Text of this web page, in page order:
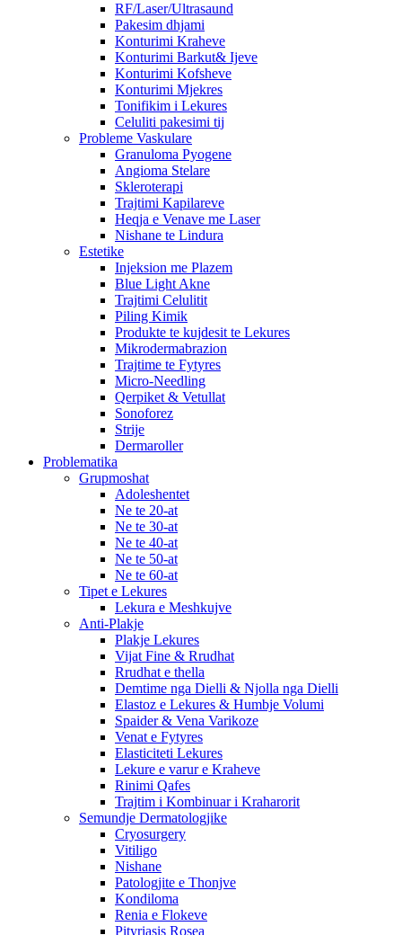
RF/Laser/Ultrasaund
Pakesim dhjami
Konturimi Kraheve
Konturimi Barkut& Ijeve
Konturimi Kofsheve
Konturimi Mjekres
Tonifikim i Lekures
Celuliti pakesimi tij
Probleme Vaskulare
Granuloma Pyogene
Angioma Stelare
Skleroterapi
Trajtimi Kapilareve
Heqja e Venave me Laser
Nishane te Lindura
Estetike
Injeksion me Plazem
Blue Light Akne
Trajtimi Celulitit
Piling Kimik
Produkte te kujdesit te Lekures
Mikrodermabrazion
Trajtime te Fytyres
Micro-Needling
Qerpiket & Vetullat
Sonoforez
Strije
Dermaroller
Problematika
Grupmoshat
Adoleshentet
Ne te 20-at
Ne te 30-at
Ne te 40-at
Ne te 50-at
Ne te 60-at
Tipet e Lekures
Lekura e Meshkujve
Anti-Plakje
Plakje Lekures
Vijat Fine & Rrudhat
Rrudhat e thella
Demtime nga Dielli & Njolla nga Dielli
Elastoz e Lekures & Humbje Volumi
Spaider & Vena Varikoze
Venat e Fytyres
Elasticiteti Lekures
Lekure e varur e Kraheve
Rinimi Qafes
Trajtim i Kombinuar i Kraharorit
Semundje Dermatologjike
Cryosurgery
Vitiligo
Nishane
Patologjite e Thonjve
Kondiloma
Renia e Flokeve
Pityriasis Rosea